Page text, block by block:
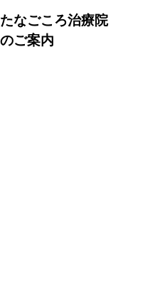
たなごころ治療院
のご案内